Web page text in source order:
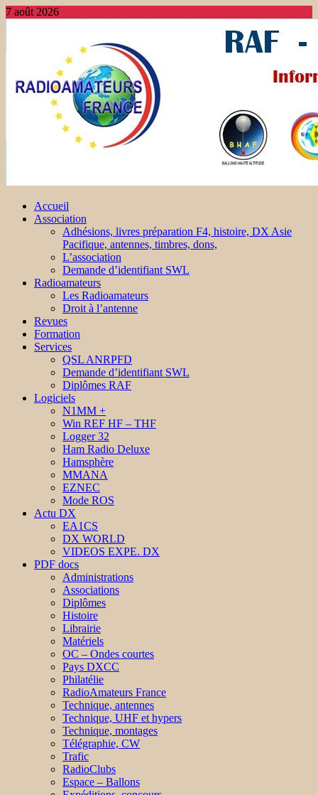
7 août 2026
Accueil
Association
Adhésions, livres préparation F4, histoire, DX Asie
Pacifique, antennes, timbres, dons,
L’association
Demande d’identifiant SWL
Radioamateurs
Les Radioamateurs
Droit à l’antenne
Revues
Formation
Services
QSL ANRPFD
Demande d’identifiant SWL
Diplômes RAF
Logiciels
N1MM +
Win REF HF – THF
Logger 32
Ham Radio Deluxe
Hamsphère
MMANA
EZNEC
Mode ROS
Actu DX
EA1CS
DX WORLD
VIDEOS EXPE. DX
PDF docs
Administrations
Associations
Diplômes
Histoire
Librairie
Matériels
OC – Ondes courtes
Pays DXCC
Philatélie
RadioAmateurs France
Technique, antennes
Technique, UHF et hypers
Technique, montages
Télégraphie, CW
Trafic
RadioClubs
Espace – Ballons